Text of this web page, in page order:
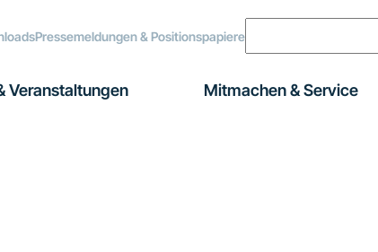
Pressemeldungen & Positionspapiere
Veranstaltungen Mitmachen & Service